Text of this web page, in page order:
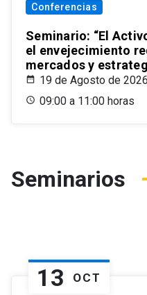
Conferencias
Seminario: “El
el envejecimiento
mercados y
19 de Agosto de 2026
09:00 a 11:00 horas
Seminarios
13 OCT